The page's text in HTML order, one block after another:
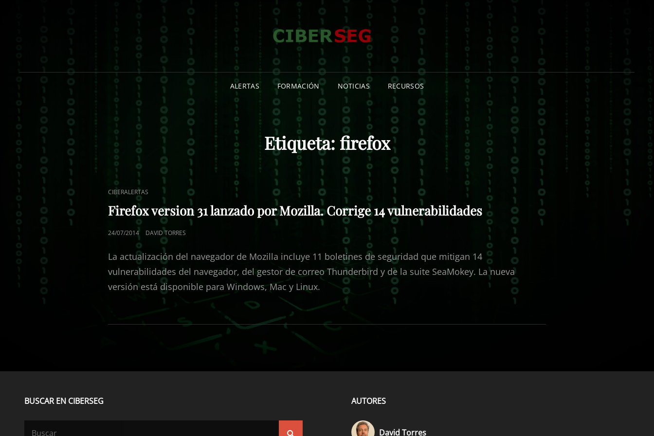
CIBERSEG
NOTICIAS, ALERTAS, FORMACIÓN Y RECURSOS DE
CIBERSEGURIDAD. CIBERSEG , LA SEGURIDAD DE LA
INFORMACIÓN ES ASUNTO DE TODOS. ESPAÑA –
ISLAS CANARIAS.
ALERTAS FORMACIÓN NOTICIAS RECURSOS
Etiqueta: firefox
ENLACES
DE
CATEGORÍAS
CIBERALERTAS
Firefox version 31 lanzado por Mozilla. Corrige 14 vulnerabilidades
PUBLICADO
24/07/2014 DAVID TORRES
La actualización del navegador de Mozilla incluye 11 boletines de seguridad que mitigan 14
vulnerabilidades del navegador, del gestor de correo Thunderbird y de la suite SeaMokey. La nueva
versión está disponible para Windows, Mac y Linux.
BUSCAR EN CIBERSEG AUTORES
David Torres